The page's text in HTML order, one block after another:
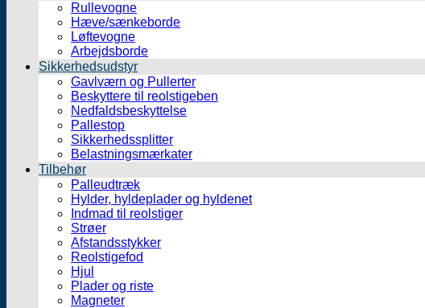
Rullevogne
Hæve/sænkeborde
Løftevogne
Arbejdsborde
Sikkerhedsudstyr
Gavlværn og Pullerter
Beskyttere til reolstigeben
Nedfaldsbeskyttelse
Pallestop
Sikkerhedssplitter
Belastningsmærkater
Tilbehør
Palleudtræk
Hylder, hyldeplader og hyldenet
Indmad til reolstiger
Strøer
Afstandsstykker
Reolstigefod
Hjul
Plader og riste
Magneter